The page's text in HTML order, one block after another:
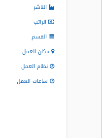
السعودية
الناشر
الراتب
القسم
مكان العمل
نظام العمل
ساعات العمل